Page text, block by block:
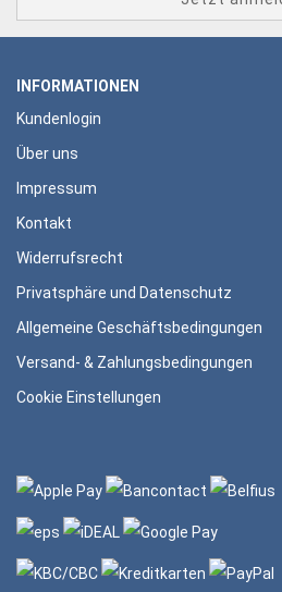
INFORMATIONEN
Kundenlogin
Über uns
Impressum
Kontakt
Widerrufsrecht
Privatsphäre und Datenschutz
Allgemeine Geschäftsbedingungen
Versand- & Zahlungsbedingungen
Cookie Einstellungen